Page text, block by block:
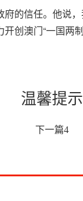
的信任。他说
创澳门“一国两
温馨提示
下一篇4